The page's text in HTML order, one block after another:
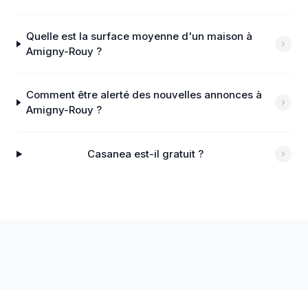
Quelle est la surface moyenne d'un maison à
Amigny-Rouy ?
Comment être alerté des nouvelles annonces à
Amigny-Rouy ?
Casanea est-il gratuit ?